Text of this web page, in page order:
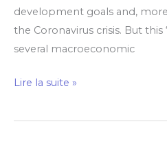
development goals and,
the Coronavirus crisis. But this
several macroeconomic
Lire la suite »